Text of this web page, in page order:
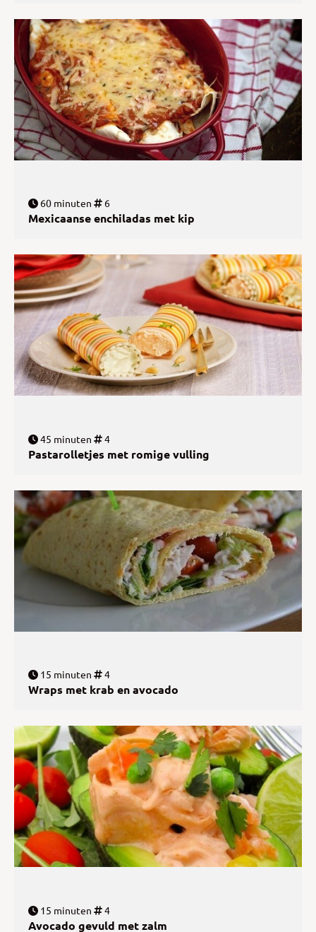
60 minuten 6
Mexicaanse enchiladas met kip
45 minuten 4
Pastarolletjes met romige vulling
15 minuten 4
Wraps met krab en avocado
15 minuten 4
Avocado gevuld met zalm